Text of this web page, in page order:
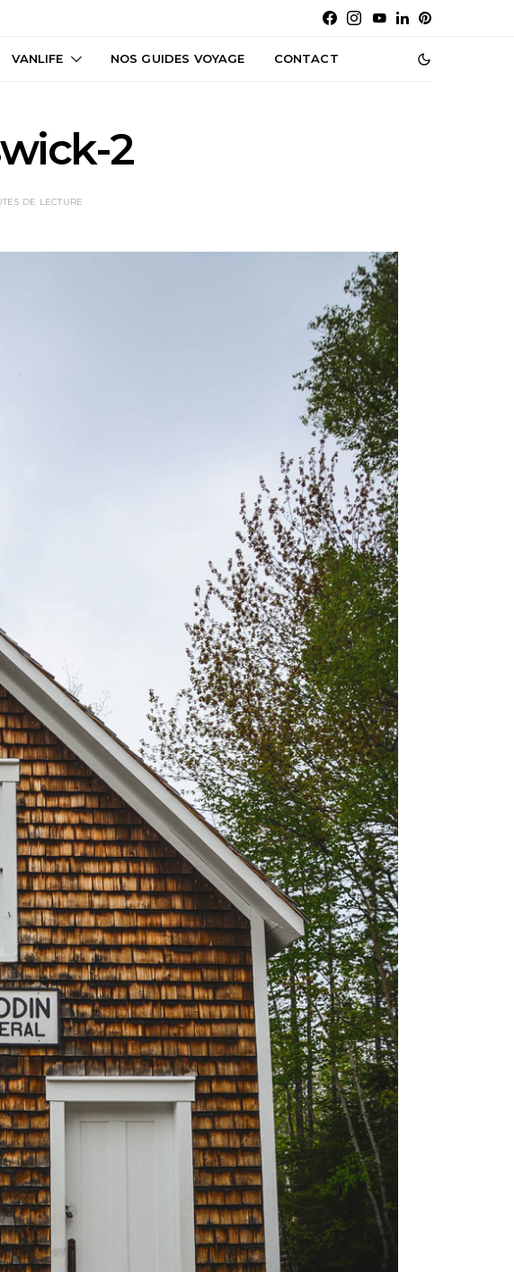
VANLIFE NOS GUIDES VOYAGE CONTACT
2
DE LECTURE